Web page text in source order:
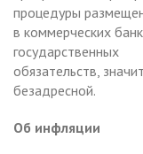
процедуры
в коммерческих
государственных
обязательств,
безадресной.
Об инфляции